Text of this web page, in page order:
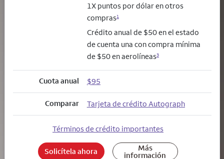
1X puntos por dólar en otros
compras1
Crédito anual de $50 en el estado
de cuenta una con compra mínima
de $50 en aerolíneas3
Cuota anual $95
Comparar Tarjeta de crédito Autograph
Términos de crédito importantes
Solicítela ahora Más
información